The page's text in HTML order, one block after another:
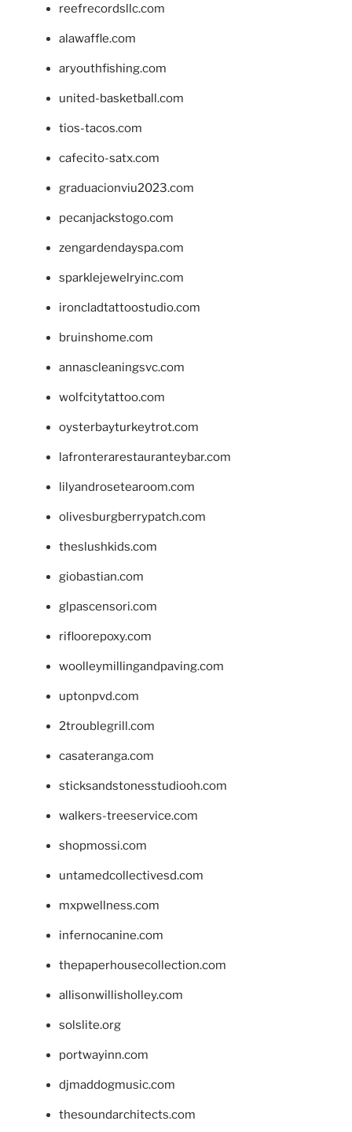
reefrecordsllc.com
alawaffle.com
aryouthfishing.com
united-basketball.com
tios-tacos.com
cafecito-satx.com
graduacionviu2023.com
pecanjackstogo.com
zengardendayspa.com
sparklejewelryinc.com
ironcladtattoostudio.com
bruinshome.com
annascleaningsvc.com
wolfcitytattoo.com
oysterbayturkeytrot.com
lafronterarestauranteybar.com
lilyandrosetearoom.com
olivesburgberrypatch.com
theslushkids.com
giobastian.com
glpascensori.com
rifloorepoxy.com
woolleymillingandpaving.com
uptonpvd.com
2troublegrill.com
casateranga.com
sticksandstonesstudiooh.com
walkers-treeservice.com
shopmossi.com
untamedcollectivesd.com
mxpwellness.com
infernocanine.com
thepaperhousecollection.com
allisonwillisholley.com
solslite.org
portwayinn.com
djmaddogmusic.com
thesoundarchitects.com